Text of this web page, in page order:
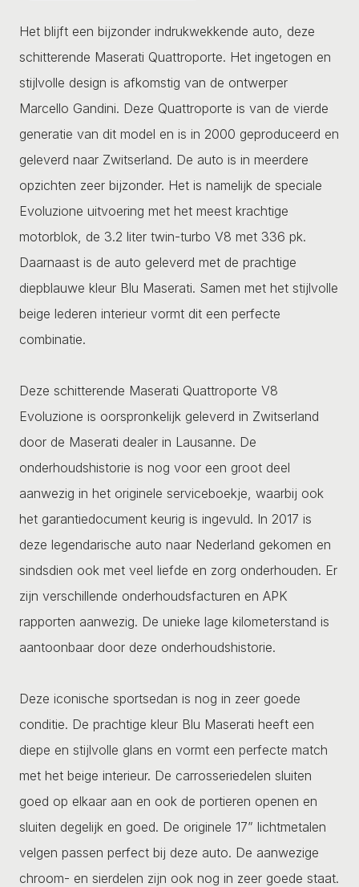
Het blijft een bijzonder indrukwekkende auto, deze
schitterende Maserati Quattroporte. Het ingetogen en
stijlvolle design is afkomstig van de ontwerper
Marcello Gandini. Deze Quattroporte is van de vierde
generatie van dit model en is in 2000 geproduceerd en
geleverd naar Zwitserland. De auto is in meerdere
opzichten zeer bijzonder. Het is namelijk de speciale
Evoluzione uitvoering met het meest krachtige
motorblok, de 3.2 liter twin-turbo V8 met 336 pk.
Daarnaast is de auto geleverd met de prachtige
diepblauwe kleur Blu Maserati. Samen met het stijlvolle
beige lederen interieur vormt dit een perfecte
combinatie.
Deze schitterende Maserati Quattroporte V8
Evoluzione is oorspronkelijk geleverd in Zwitserland
door de Maserati dealer in Lausanne. De
onderhoudshistorie is nog voor een groot deel
aanwezig in het originele serviceboekje, waarbij ook
het garantiedocument keurig is ingevuld. In 2017 is
deze legendarische auto naar Nederland gekomen en
sindsdien ook met veel liefde en zorg onderhouden. Er
zijn verschillende onderhoudsfacturen en APK
rapporten aanwezig. De unieke lage kilometerstand is
aantoonbaar door deze onderhoudshistorie.
Deze iconische sportsedan is nog in zeer goede
conditie. De prachtige kleur Blu Maserati heeft een
diepe en stijlvolle glans en vormt een perfecte match
met het beige interieur. De carrosseriedelen sluiten
goed op elkaar aan en ook de portieren openen en
sluiten degelijk en goed. De originele 17” lichtmetalen
velgen passen perfect bij deze auto. De aanwezige
chroom- en sierdelen zijn ook nog in zeer goede staat.